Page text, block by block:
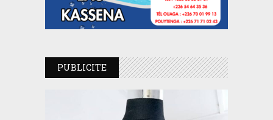
PUBLICITE